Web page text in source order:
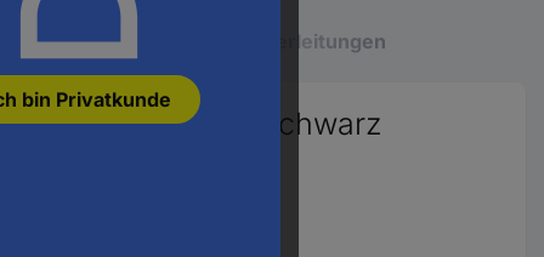
bin Privatkunde
Mehradrige Kabel Steuerleitungen
4 G 16 mm² Schwarz